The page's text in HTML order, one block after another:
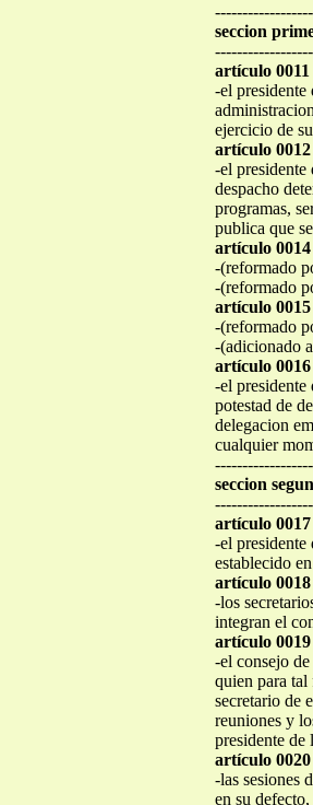
seccion
artículo 0011
-el presidente
ejercicio de
artículo 0012
-el presidente
despacho
programas,
publica que
artículo 0014
-(reformado
-(reformado
artículo 0015
-(reformado
-(adicionado
artículo 0016
-el presidente
potestad de
delegacion
cualquier
seccion
artículo 0017
-el presidente
establecido
artículo 0018
-los
integran el
artículo 0019
-el consejo
quien para tal
secretario de
reuniones y
presidente de
artículo 0020
-las sesiones
en su